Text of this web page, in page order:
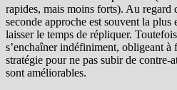
rapides, mais moins forts). Au regard
seconde approche est souvent la
laisser le temps de répliquer.
s’enchaîner indéfiniment, obligeant
stratégie pour ne pas subir de contre-
sont améliorables.